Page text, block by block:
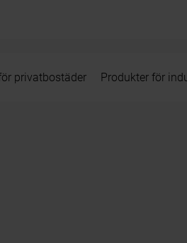
privatbostäder Produkter för